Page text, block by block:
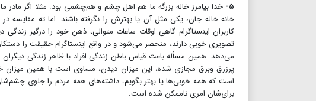
۵- خدا بیامرز خاله بزرگه ما هم اهل چشم و هم‌چشمی بود. مثلا اگر مادر
خانه خاله جان، یکی مثل آن یا بهترش را نگرفته باشند. اما ته مقایسه
کاربران اینستاگرام گاهی اوقات ساعات متوالی، ذهن خود را درگیر
تصویری خوبی دارند، منحصر می‌شود و در واقع اینستاگرام حقیقت را
می‌دهد. همین مسأله باعث قیاس باطن زندگی افراد با ظاهر زندگی
پرزرق وبرق مجازی شده، این میزان دیدن، مساوی است با همین میزان
است که همه خوبی‌ها یا بهتر بگویم، داشته‌های همه مردم را جلوی چشم‌شان
برای‌شان امری ناممکن شده است.